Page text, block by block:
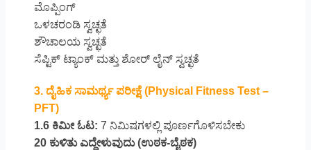
ಮೊಪ್ಪಿಂಗ್
ಒಳಚರಂಡಿ ಸ್ವಚ್ಛತೆ
ಶೌಚಾಲಯ ಸ್ವಚ್ಛತೆ
ಸೆಪ್ಟಿಕ್ ಟ್ಯಾಂಕ್ ಮತ್ತು ಶೋರ್ ಲೈನ್ ಸ್ವಚ್ಛತೆ
3. ದೈಹಿಕ ಸಾಮರ್ಥ್ಯ ಪರೀಕ್ಷೆ (Physical Fitness Test –
PFT)
1.6 ಕಿಮೀ ಓಟ: 7 ನಿಮಿಷಗಳಲ್ಲಿ ಪೂರ್ಣಗೊಳಿಸಬೇಕು
20 ಕುಳಿತು ಎದ್ದೇಳುವುದು (ಉಠಕ-ಬೈಠಕ)